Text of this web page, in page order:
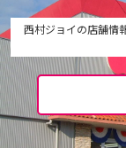
西村ジョイの店舗情